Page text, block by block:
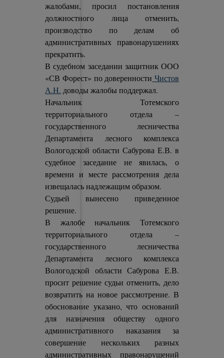
жалобами, просил постановления
должностного лица отменить,
производство по делам об
административных правонарушениях
прекратить.
В судебном заседании защитник ООО
«СВ Форест» по доверенности Чистов
А.Н. доводы жалобы поддержал.
Начальник Тотемского
территориального отдела –
государственного лесничества
Департамента лесного комплекса
Вологодской области Сабурова Е.В. в
судебное заседание не явилась, о
времени и месте рассмотрения дела
извещалась надлежащим образом.
Судьей вынесено приведенное
решение.
В жалобе начальник Тотемского
территориального отдела –
государственного лесничества
Департамента лесного комплекса
Вологодской области Сабурова Е.В.
просит решение судьи отменить, дело
возвратить на новое рассмотрение. В
обоснование указано, что оснований
для назначения обществу одного
административного наказания за
совершение нескольких разных
административных правонарушений